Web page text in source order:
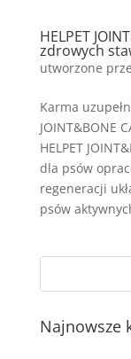
HELPET
zdrowych
utworzone
Karma
JOINT&BONE
HELPET
dla psów
regeneracji
psów
Najnowsze